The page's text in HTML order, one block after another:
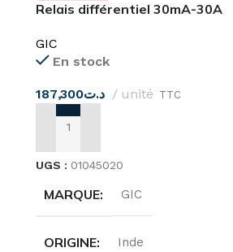
Relais différentiel 30mA-30A
GIC
En stock
د.ت187,300 unité TTC
AJOUTER AU PANIER
UGS : 01045020
MARQUE GIC
ORIGINE Inde